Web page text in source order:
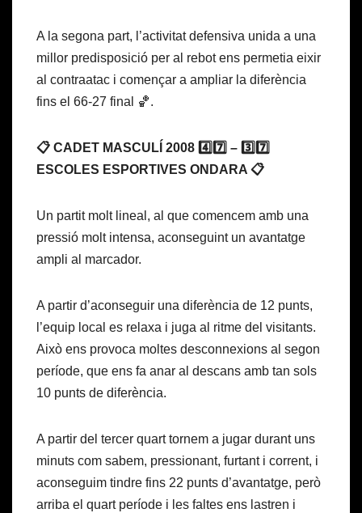
A la segona part, l’activitat defensiva unida a una
millor predisposició per al rebot ens permetia eixir
al contraatac i començar a ampliar la diferència
fins el 66-27 final 🏀.
📋 CADET MASCULÍ 2008 4️⃣7️⃣ – 3️⃣7️⃣
ESCOLES ESPORTIVES ONDARA 📋
Un partit molt lineal, al que comencem amb una
pressió molt intensa, aconseguint un avantatge
ampli al marcador.
A partir d’aconseguir una diferència de 12 punts,
l’equip local es relaxa i juga al ritme del visitants.
Això ens provoca moltes desconnexions al segon
període, que ens fa anar al descans amb tan sols
10 punts de diferència.
A partir del tercer quart tornem a jugar durant uns
minuts com sabem, pressionant, furtant i corrent, i
aconseguim tindre fins 22 punts d’avantatge, però
arriba el quart període i les faltes ens lastren i